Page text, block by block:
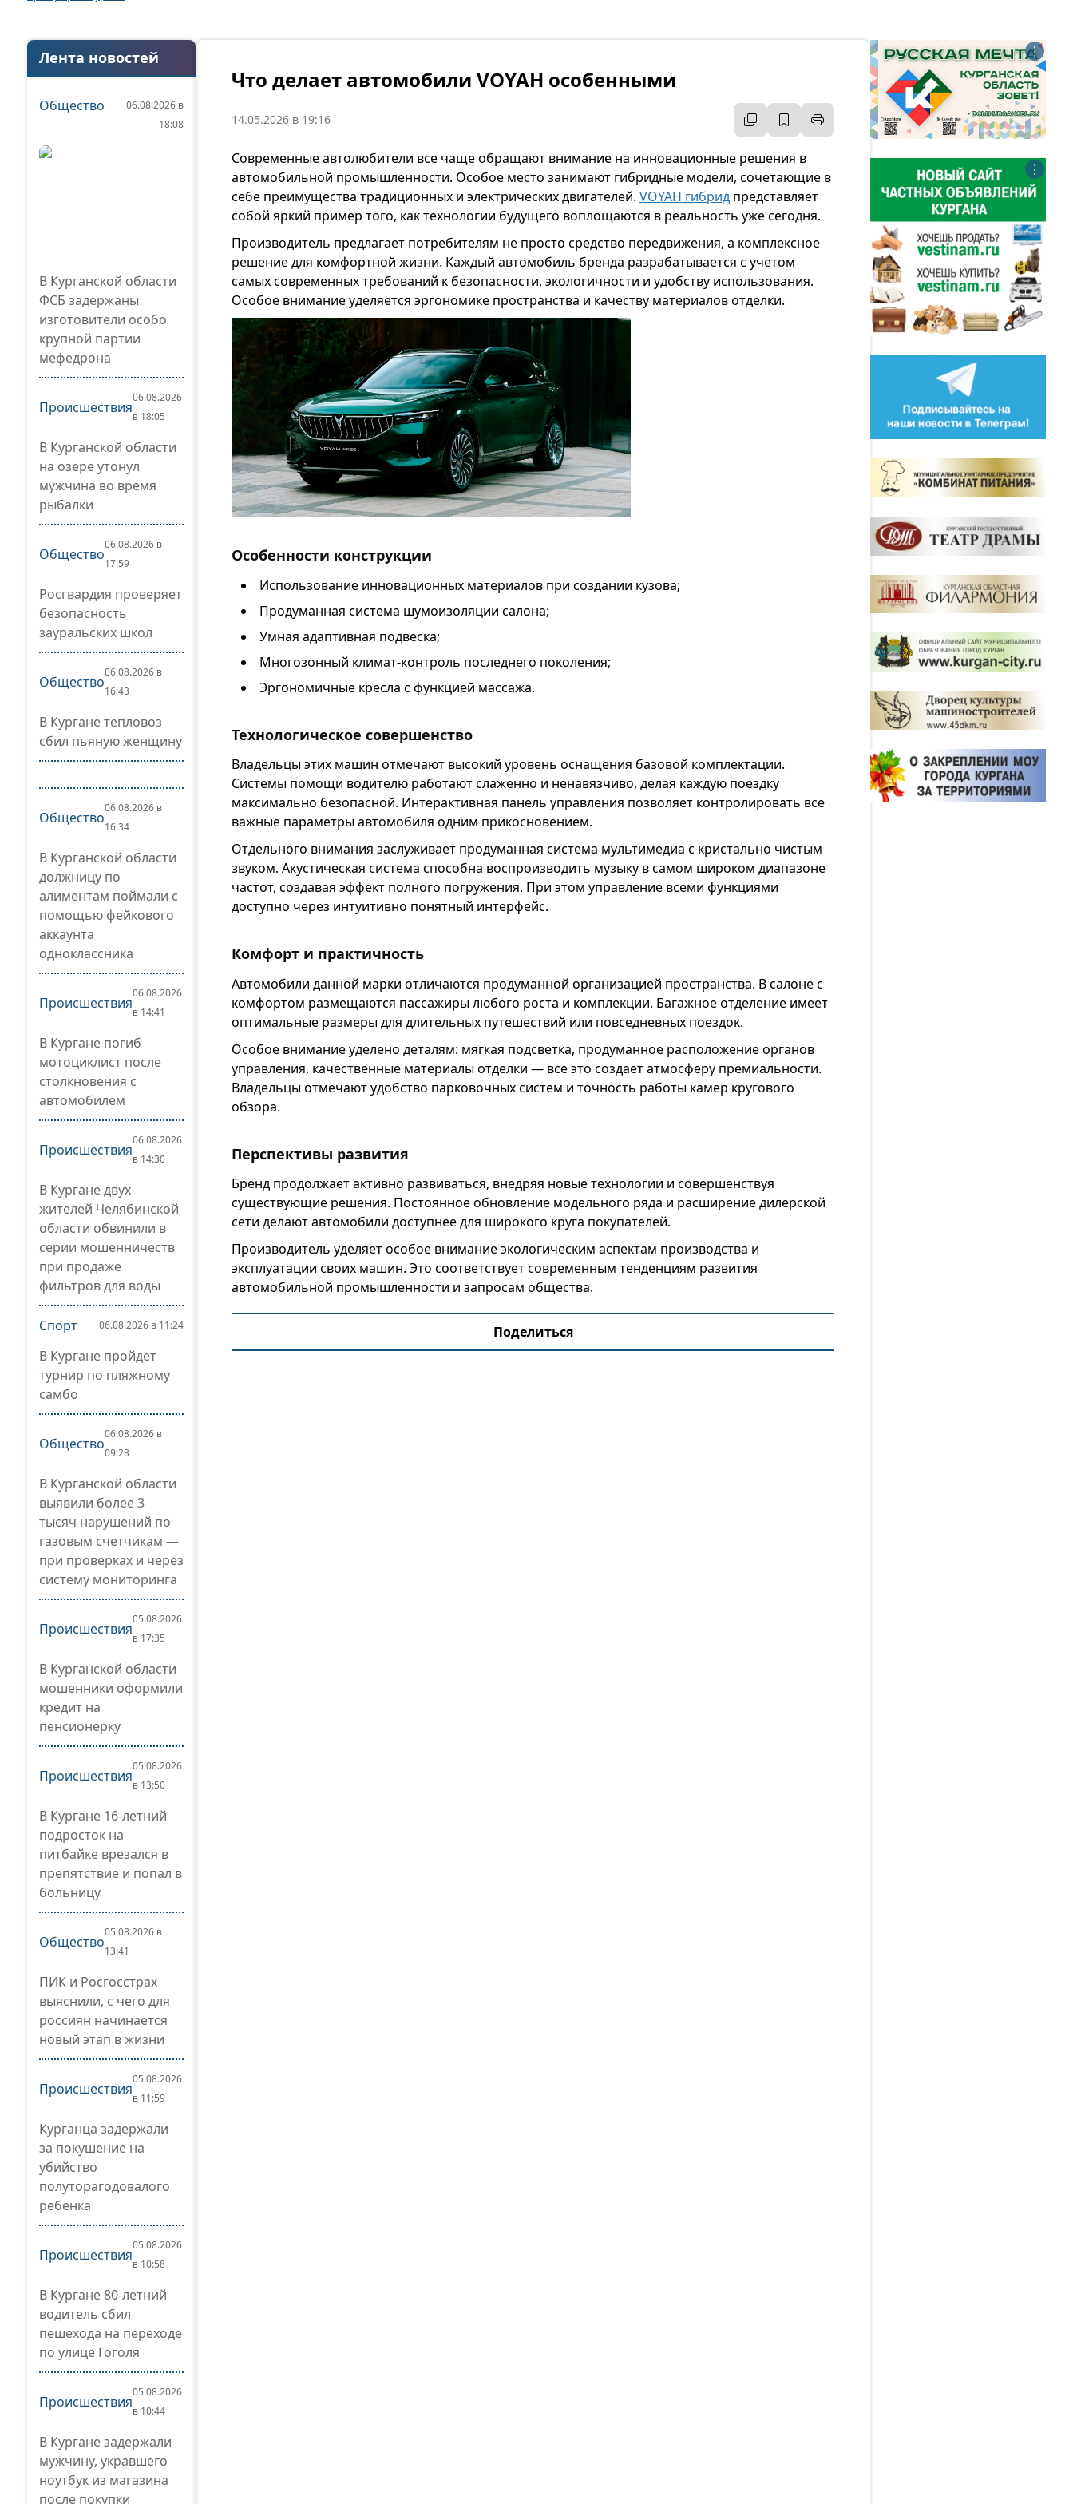
Лента новостей
Общество
06.08.2026 в
18:08
В Курганской области
ФСБ задержаны
изготовители особо
крупной партии
мефедрона
Происшествия
06.08.2026
в 18:05
В Курганской области
на озере утонул
мужчина во время
рыбалки
Общество
06.08.2026 в
17:59
Росгвардия проверяет
безопасность
зауральских школ
Общество
06.08.2026 в
16:43
В Кургане тепловоз
сбил пьяную женщину
Общество
06.08.2026 в
16:34
В Курганской области
должницу по
алиментам поймали с
помощью фейкового
аккаунта
одноклассника
Происшествия
06.08.2026
в 14:41
В Кургане погиб
мотоциклист после
столкновения с
автомобилем
Происшествия
06.08.2026
в 14:30
В Кургане двух
жителей Челябинской
области обвинили в
серии мошенничеств
при продаже
фильтров для воды
Спорт 06.08.2026 в 11:24
В Кургане пройдет
турнир по пляжному
самбо
Общество
06.08.2026 в
09:23
В Курганской области
выявили более 3
тысяч нарушений по
газовым счетчикам —
при проверках и через
систему мониторинга
Происшествия
05.08.2026
в 17:35
В Курганской области
мошенники оформили
кредит на
пенсионерку
Происшествия
05.08.2026
в 13:50
В Кургане 16-летний
подросток на
питбайке врезался в
препятствие и попал в
больницу
Общество
05.08.2026 в
13:41
ПИК и Росгосстрах
выяснили, с чего для
россиян начинается
новый этап в жизни
Происшествия
05.08.2026
в 11:59
Курганца задержали
за покушение на
убийство
полуторагодовалого
ребенка
Происшествия
05.08.2026
в 10:58
В Кургане 80-летний
водитель сбил
пешехода на переходе
по улице Гоголя
Происшествия
05.08.2026
в 10:44
В Кургане задержали
мужчину, укравшего
ноутбук из магазина
после покупки
Что делает автомобили VOYAH особенными
14.05.2026 в 19:16
Современные автолюбители все чаще обращают внимание на инновационные решения в
автомобильной промышленности. Особое место занимают гибридные модели, сочетающие в
себе преимущества традиционных и электрических двигателей.VOYAH гибрид представляет
собой яркий пример того, как технологии будущего воплощаются в реальность уже сегодня.
Производитель предлагает потребителям не просто средство передвижения, а комплексное
решение для комфортной жизни. Каждый автомобиль бренда разрабатывается с учетом
самых современных требований к безопасности, экологичности и удобству использования.
Особое внимание уделяется эргономике пространства и качеству материалов отделки.
Особенности конструкции
Использование инновационных материалов при создании кузова;
Продуманная система шумоизоляции салона;
Умная адаптивная подвеска;
Многозонный климат-контроль последнего поколения;
Эргономичные кресла с функцией массажа.
Технологическое совершенство
Владельцы этих машин отмечают высокий уровень оснащения базовой комплектации.
Системы помощи водителю работают слаженно и ненавязчиво, делая каждую поездку
максимально безопасной. Интерактивная панель управления позволяет контролировать все
важные параметры автомобиля одним прикосновением.
Отдельного внимания заслуживает продуманная система мультимедиа с кристально чистым
звуком. Акустическая система способна воспроизводить музыку в самом широком диапазоне
частот, создавая эффект полного погружения. При этом управление всеми функциями
доступно через интуитивно понятный интерфейс.
Комфорт и практичность
Автомобили данной марки отличаются продуманной организацией пространства. В салоне с
комфортом размещаются пассажиры любого роста и комплекции. Багажное отделение имеет
оптимальные размеры для длительных путешествий или повседневных поездок.
Особое внимание уделено деталям: мягкая подсветка, продуманное расположение органов
управления, качественные материалы отделки — все это создает атмосферу премиальности.
Владельцы отмечают удобство парковочных систем и точность работы камер кругового
обзора.
Перспективы развития
Бренд продолжает активно развиваться, внедряя новые технологии и совершенствуя
существующие решения. Постоянное обновление модельного ряда и расширение дилерской
сети делают автомобили доступнее для широкого круга покупателей.
Производитель уделяет особое внимание экологическим аспектам производства и
эксплуатации своих машин. Это соответствует современным тенденциям развития
автомобильной промышленности и запросам общества.
Поделиться
⋮
⋮